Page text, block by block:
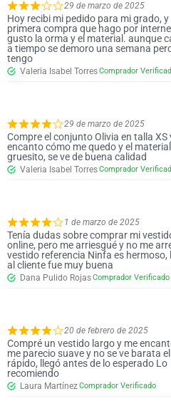
29 de marzo de 2025
Hoy recibi mi pedido para mi grado, y
primera compra que hago por
gusto la orma y el material. aunque
a tiempo se demoro una semana
tengo
Valeria Isabel Torres
29 de marzo de 2025
Compre el conjunto Olivia en talla XS
encanto cómo me quedo y el
gruesito, se ve de buena calidad
Valeria Isabel Torres
1 de marzo de 2025
Tenía dudas sobre comprar mi
online, pero me arriesgué y no me
vestido referencia Ninfa es hermoso,
al cliente fue muy buena
Dana Pulido Rojas
20 de febrero de 2025
Compré un vestido largo y me
me parecio suave y no se ve barata
rápido, llegó antes de lo esperado Lo
recomiendo
Laura Martínez